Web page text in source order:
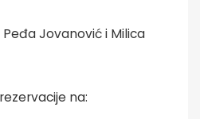
Peđa Jovanović i Milica
na: